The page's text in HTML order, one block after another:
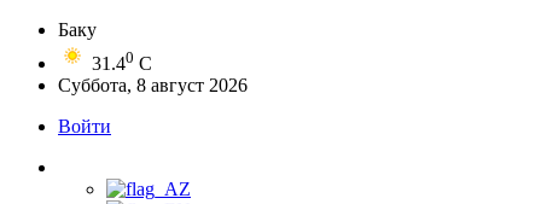
Баку
31.40 C
Суббота, 8 август 2026
Войти